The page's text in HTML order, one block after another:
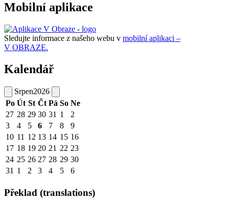
Mobilní aplikace
Sledujte informace z našeho webu v mobilní aplikaci –
V OBRAZE.
Kalendář
Srpen2026
Po Út St Čt Pá So Ne
27 28 29 30 31 1
2
3
4 5 6 7 8
9
10 11 12 13 14 15 16
17 18 19 20 21 22 23
24 25 26 27 28 29 30
31 1 2 3 4 5 6
Překlad (translations)